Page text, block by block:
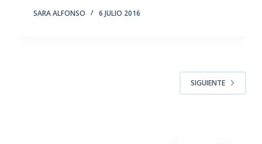
SARA ALFONSO 6 JULIO 2016
SIGUIENTE